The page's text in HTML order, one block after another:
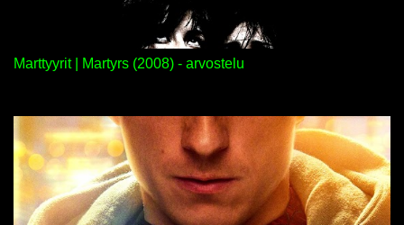
Marttyyrit | Martyrs (2008) - arvostelu